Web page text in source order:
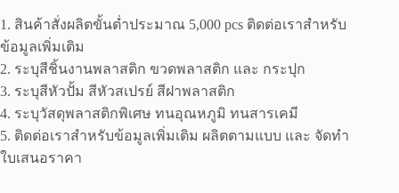
1. สินค้าสั่งผลิตขั้นต่ำประมาณ 5,000 pcs ติดต่อเราสำหรับ
ข้อมูลเพิ่มเติม
2. ระบุสีชิ้นงานพลาสติก ขวดพลาสติก และ กระปุก
3. ระบุสีหัวปั้ม สีหัวสเปรย์ สีฝาพลาสติก
4. ระบุวัสดุพลาสติกพิเศษ ทนอุณหภูมิ ทนสารเคมี
5. ติดต่อเราสำหรับข้อมูลเพิ่มเติม ผลิตตามแบบ และ จัดทำ
ใบเสนอราคา